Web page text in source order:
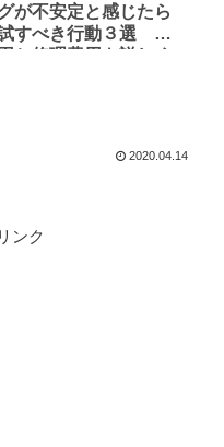
が不安定と感じたら
すべき行動３選 原
と修理費用を詳しく
2020.04.14
ンク